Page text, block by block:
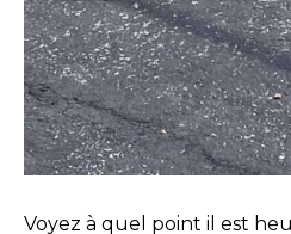
Voyez à quel point il est